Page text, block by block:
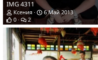
IMG 4311
Ксения
6 Май 2013
0
2